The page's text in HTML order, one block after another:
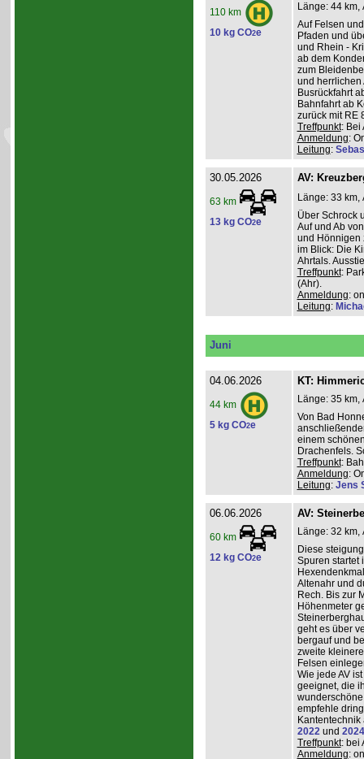
110 km
10 kg CO2e
Länge: 44 km,
Auf Felsen
Pfaden und
und Rhein -
ab dem
zum
und herrlichen
Busrückfahrt
Bahnfahrt ab
zurück mit RE
Treffpunkt: Bei
Anmeldung:
Leitung:
30.05.2026
63 km
13 kg CO2e
AV:
Länge: 33 km,
Über Schrock
Auf und Ab
und Hönnigen
im Blick: Die
Ahrtals.
Treffpunkt:
(Ahr).
Anmeldung:
Leitung:
Juni
04.06.2026
44 km
5 kg CO2e
KT:
Länge: 35 km,
Von Bad
einem
Drachenfels.
Treffpunkt:
Anmeldung:
Leitung: Jens
06.06.2026
60 km
12 kg CO2e
AV:
Länge: 32 km,
Diese
Spuren startet
Altenahr und
Rech. Bis zur
Höhenmeter
geht es über
bergauf und
zweite
Felsen
Wie jede AV
geeignet, die
empfehle
2022und 2024
Treffpunkt: bei
Anmeldung: